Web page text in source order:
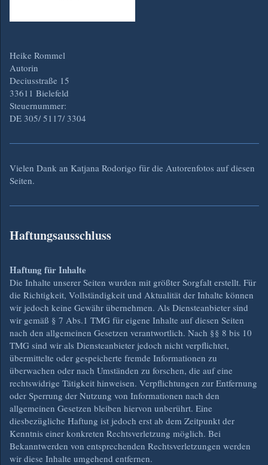
Heike Rommel
Autorin
Deciusstraße 15
33611 Bielefeld
Steuernummer:
DE 305/ 5117/ 3304
Vielen Dank an Katjana Rodorigo für die Autorenfotos auf diesen
Seiten.
Haftungsausschluss
Haftung für Inhalte
Die Inhalte unserer Seiten wurden mit größter Sorgfalt erstellt. Für
die Richtigkeit, Vollständigkeit und Aktualität der Inhalte können
wir jedoch keine Gewähr übernehmen. Als Diensteanbieter sind
wir gemäß § 7 Abs.1 TMG für eigene Inhalte auf diesen Seiten
nach den allgemeinen Gesetzen verantwortlich. Nach §§ 8 bis 10
TMG sind wir als Diensteanbieter jedoch nicht verpflichtet,
übermittelte oder gespeicherte fremde Informationen zu
überwachen oder nach Umständen zu forschen, die auf eine
rechtswidrige Tätigkeit hinweisen. Verpflichtungen zur Entfernung
oder Sperrung der Nutzung von Informationen nach den
allgemeinen Gesetzen bleiben hiervon unberührt. Eine
diesbezügliche Haftung ist jedoch erst ab dem Zeitpunkt der
Kenntnis einer konkreten Rechtsverletzung möglich. Bei
Bekanntwerden von entsprechenden Rechtsverletzungen werden
wir diese Inhalte umgehend entfernen.